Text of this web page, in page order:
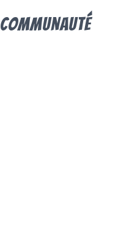
Communauté